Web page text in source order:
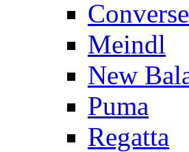
Converse
Meindl
New
Puma
Regatta